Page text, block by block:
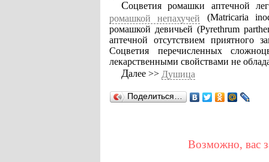
Соцветия ромашки аптечной
ромашкой непахучей (Matricaria
ромашкой девичьей (Pyrethrum
аптечной отсутствием приятного
Соцветия перечисленных
лекарственными свойствами не
Далее >> Душица
Поделиться…
Возможно, вас